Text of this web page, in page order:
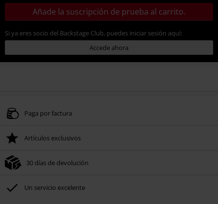
Añade la suscripción de prueba al carrito.
Si ya eres socio del Backstage Club, puedes iniciar sesión aquí:
Accede ahora
Paga por factura
Artículos exclusivos
30 días de devolución
Un servicio excelente